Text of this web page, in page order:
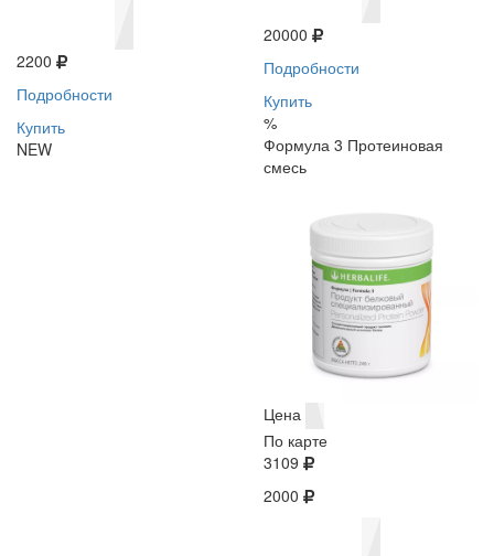
2200
Подробности
Купить
NEW
20000
Подробности
Купить
%
Формула 3 Протеиновая
смесь
Цена
По карте
3109
2000